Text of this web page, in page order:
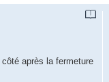
après la fermeture